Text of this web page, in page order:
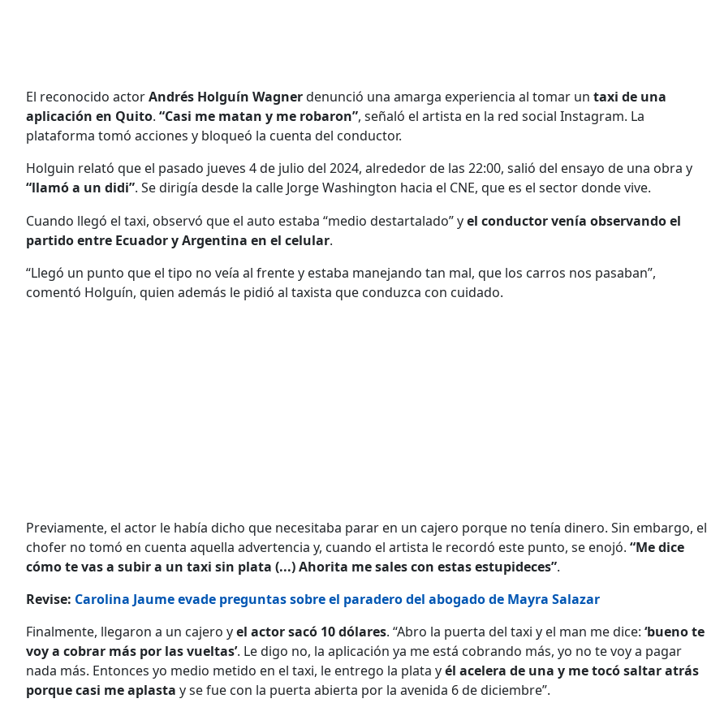
El reconocido actorAndrés Holguín Wagnerdenunció una amarga experiencia al tomar un taxi de una
aplicación en Quito. “Casi me matan y me robaron”, señaló el artista en la red social Instagram. La
plataforma tomó acciones y bloqueó la cuenta del conductor.
Holguin relató que el pasado jueves 4 de julio del 2024, alrededor de las 22:00, salió del ensayo de una obra y
“llamó a un didi”. Se dirigía desde la calle Jorge Washington hacia el CNE, que es el sector donde vive.
Cuando llegó el taxi, observó que el auto estaba “medio destartalado” yel conductor venía observando el
partido entre Ecuador y Argentina en el celular.
“Llegó un punto que el tipo no veía al frente y estaba manejando tan mal, que los carros nos pasaban”,
comentó Holguín, quien además le pidió al taxista que conduzca con cuidado.
Previamente, el actor le había dicho que necesitaba parar en un cajero porque no tenía dinero. Sin embargo, el
chofer no tomó en cuenta aquella advertencia y, cuando el artista le recordó este punto, se enojó. “Me dice
cómo te vas a subir a un taxi sin plata (...) Ahorita me sales con estas estupideces”.
Revise: Carolina Jaume evade preguntas sobre el paradero del abogado de Mayra Salazar
Finalmente, llegaron a un cajero yel actor sacó 10 dólares. “Abro la puerta del taxi y el man me dice: ‘bueno te
voy a cobrar más por las vueltas’. Le digo no, la aplicación ya me está cobrando más, yo no te voy a pagar
nada más. Entonces yo medio metido en el taxi, le entrego la plata yél acelera de una y me tocó saltar atrás
porque casi me aplasta y se fue con la puerta abierta por la avenida 6 de diciembre”.